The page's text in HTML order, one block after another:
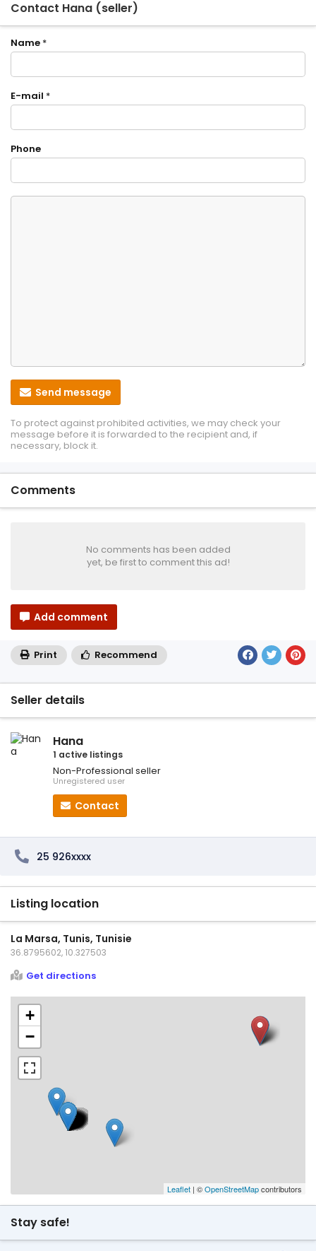
Contact Hana (seller)
Name *
E-mail *
Phone
Send message
To protect against prohibited activities, we may check your
message before it is forwarded to the recipient and, if
necessary, block it.
Comments
No comments has been added
yet, be first to comment this ad!
Add comment
Print Recommend
Seller details
Hana
1 active listings
Non-Professional seller
Unregistered user
Contact
25 926xxxx
Listing location
La Marsa, Tunis, Tunisie
36.8795602, 10.327503
Get directions
+
−
Leaflet | ©OpenStreetMapcontributors
Stay safe!